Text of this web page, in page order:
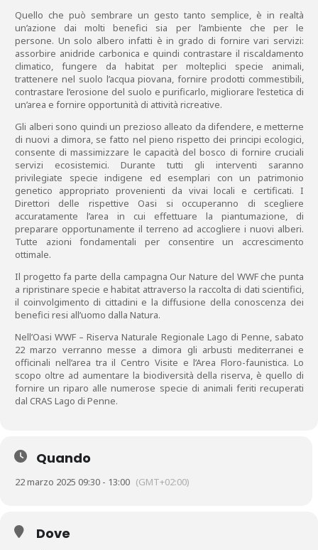
Quello che può sembrare un gesto tanto semplice, è in realtà
un’azione dai molti benefici sia per l’ambiente che per le
persone. Un solo albero infatti è in grado di fornire vari servizi:
assorbire anidride carbonica e quindi contrastare il riscaldamento
climatico, fungere da habitat per molteplici specie animali,
trattenere nel suolo l’acqua piovana, fornire prodotti commestibili,
contrastare l’erosione del suolo e purificarlo, migliorare l’estetica di
un’area e fornire opportunità di attività ricreative.
Gli alberi sono quindi un prezioso alleato da difendere, e metterne
di nuovi a dimora, se fatto nel pieno rispetto dei principi ecologici,
consente di massimizzare le capacità del bosco di fornire cruciali
servizi ecosistemici. Durante tutti gli interventi saranno
privilegiate specie indigene ed esemplari con un patrimonio
genetico appropriato provenienti da vivai locali e certificati. I
Direttori delle rispettive Oasi si occuperanno di scegliere
accuratamente l’area in cui effettuare la piantumazione, di
preparare opportunamente il terreno ad accogliere i nuovi alberi.
Tutte azioni fondamentali per consentire un accrescimento
ottimale.
Il progetto fa parte della campagna Our Nature del WWF che punta
a ripristinare specie e habitat attraverso la raccolta di dati scientifici,
il coinvolgimento di cittadini e la diffusione della conoscenza dei
benefici resi all’uomo dalla Natura.
Nell’Oasi WWF – Riserva Naturale Regionale Lago di Penne, sabato
22 marzo verranno messe a dimora gli arbusti mediterranei e
officinali nell’area tra il Centro Visite e l’Area Floro-faunistica. Lo
scopo oltre ad aumentare la biodiversità della riserva, è quello di
fornire un riparo alle numerose specie di animali feriti recuperati
dal CRAS Lago di Penne.
Quando
22 marzo 2025 09:30 - 13:00 (GMT+02:00)
Dove